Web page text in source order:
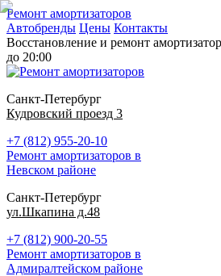
Ремонт амортизаторов
Автобренды Цены Контакты
Восстановление и ремонт
до 20:00
Санкт-Петербург
Кудровский проезд 3
+7 (812) 955-20-10
Ремонт амортизаторов в
Невском районе
Санкт-Петербург
ул.Шкапина д.48
+7 (812) 900-20-55
Ремонт амортизаторов в
Адмиралтейском районе